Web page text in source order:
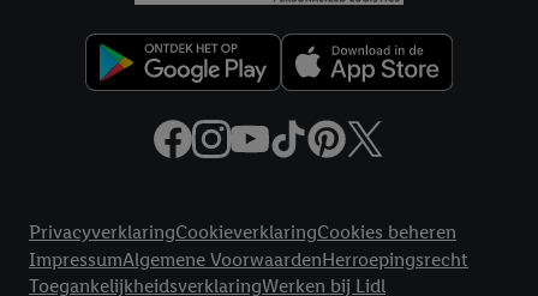
PrivacyverklaringCookieverklaringCookies beheren
ImpressumAlgemene VoorwaardenHerroepingsrecht
ToegankelijkheidsverklaringWerken bij Lidl
en Lidl-diensten, met behulp van jouw gehashte e-mailadres en
met eventuele andere identifiers of met identifiers waarover
Onder "Aanpassen" kun je aangeven met welke cookies en
vergelijkbare technieken en met welke verwerkingsdoeleinden
Door te klikken op "Weigeren", kies je voor de optie dat er enkel
technisch noodzakelijke cookies en vergelijkbare technieken